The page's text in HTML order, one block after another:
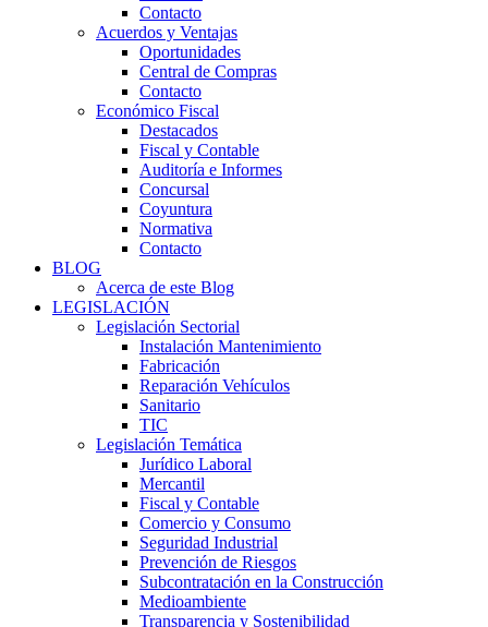
Contacto
Acuerdos y Ventajas
Oportunidades
Central de Compras
Contacto
Económico Fiscal
Destacados
Fiscal y Contable
Auditoría e Informes
Concursal
Coyuntura
Normativa
Contacto
BLOG
Acerca de este Blog
LEGISLACIÓN
Legislación Sectorial
Instalación Mantenimiento
Fabricación
Reparación Vehículos
Sanitario
TIC
Legislación Temática
Jurídico Laboral
Mercantil
Fiscal y Contable
Comercio y Consumo
Seguridad Industrial
Prevención de Riesgos
Subcontratación en la Construcción
Medioambiente
Transparencia y Sostenibilidad